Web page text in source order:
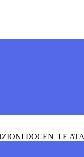
DOCENTI E ATA